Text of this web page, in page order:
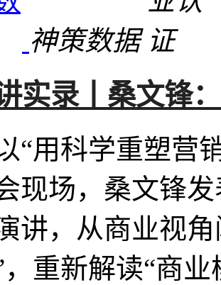
神策数据
实录丨桑文锋
“用科学重塑营
现场，桑文锋
讲，从商业视
，重新解读“商业